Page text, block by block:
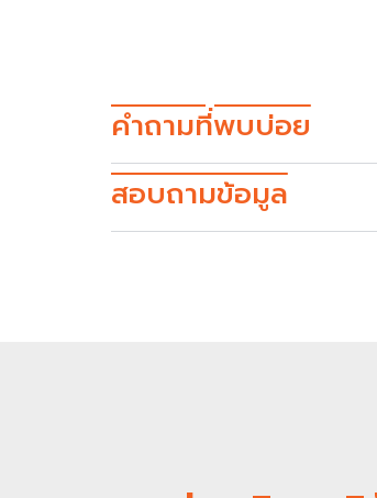
คำถามที่พบบ่อย
สอบถามข้อมูล